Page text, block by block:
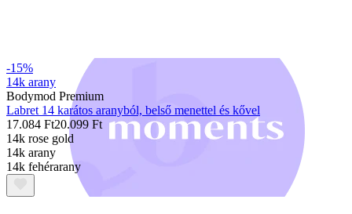
-15%
14k arany
Bodymod Premium
Labret 14 karátos aranyból, belső menettel és kővel
17.084 Ft20.099 Ft
14k rose gold
14k arany
14k fehérarany